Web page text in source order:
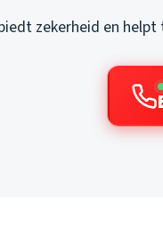
zekerheid en